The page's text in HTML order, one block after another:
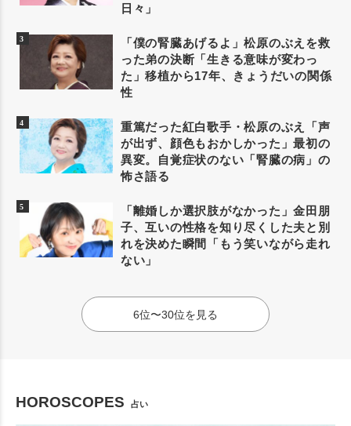
日々」
「僕の腎臓あげるよ」松原のぶえを救
った弟の決断「生きる意味が変わっ
た」移植から17年、きょうだいの関係
性
重篤だった紅白歌手・松原のぶえ「声
が出ず、顔色もおかしかった」最初の
異変。自覚症状のない「腎臓の病」の
怖さ語る
「離婚しか選択肢がなかった」金田朋
子、互いの性格を知り尽くした夫と別
れを決めた瞬間「もう笑いながら走れ
ない」
6位〜30位を見る
HOROSCOPES 占い